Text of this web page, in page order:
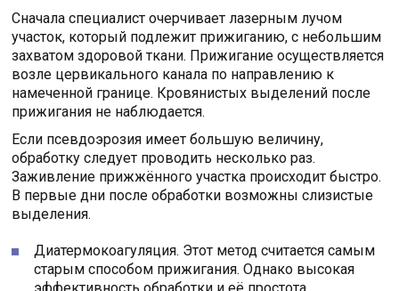
Сначала специалист очерчивает лазерным лучом
участок, который подлежит прижиганию, с небольшим
захватом здоровой ткани. Прижигание осуществляется
возле цервикального канала по направлению к
намеченной границе. Кровянистых выделений после
прижигания не наблюдается.
Если псевдоэрозия имеет большую величину,
обработку следует проводить несколько раз.
Заживление прижжённого участка происходит быстро.
В первые дни после обработки возможны слизистые
выделения.
Диатермокоагуляция. Этот метод считается самым
старым способом прижигания. Однако высокая